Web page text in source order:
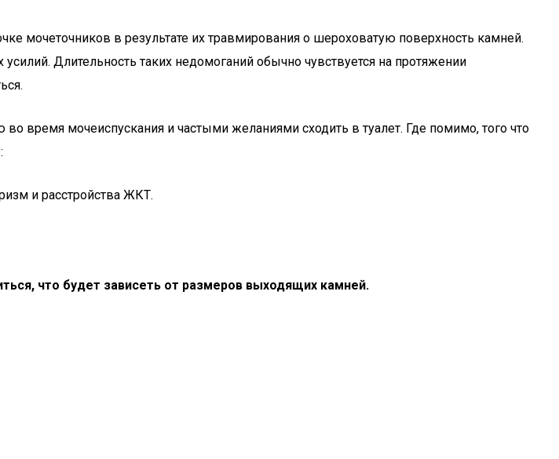
мочеточников в результате их травмирования о шероховатую поверхность камней.
Длительность таких недомоганий обычно чувствуется на протяжении
время мочеиспускания и частыми желаниями сходить в туалет. Где помимо, того что
и расстройства ЖКТ.
что будет зависеть от размеров выходящих камней.